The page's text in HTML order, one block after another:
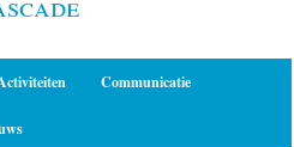
Communicatie